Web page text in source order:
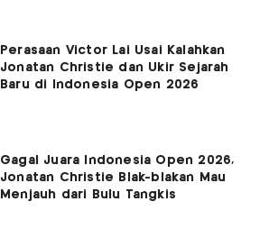
Perasaan Victor Lai Usai Kalahkan
Jonatan Christie dan Ukir Sejarah
Baru di Indonesia Open 2026
Gagal Juara Indonesia Open 2026,
Jonatan Christie Blak-blakan Mau
Menjauh dari Bulu Tangkis